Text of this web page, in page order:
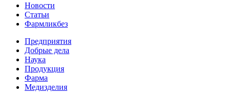
Новости
Статьи
Фармликбез
Предприятия
Добрые дела
Наука
Продукция
Фарма
Медизделия